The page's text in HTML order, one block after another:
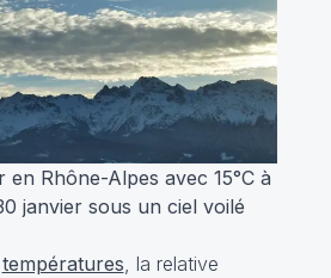
en Rhône-Alpes avec 15°C à
janvier sous un ciel voilé
températures, la relative